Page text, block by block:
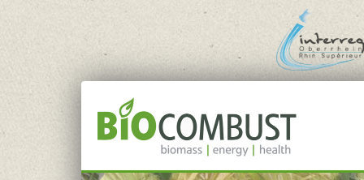
Jump to navigation